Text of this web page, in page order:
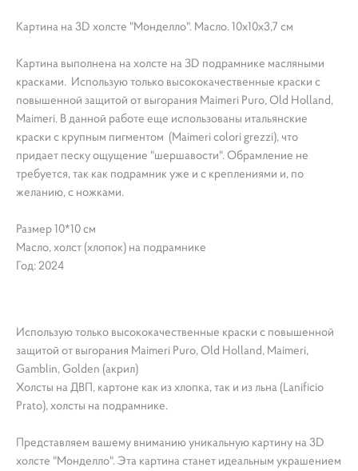
Картина на 3D холсте "Монделло". Масло. 10х10х3,7 см
Картина выполнена на холсте на ЗD подрамнике масляными
красками. Использую только высококачественные краски с
повышенной защитой от выгорания Maimeri Puro, Old Holland,
Maimeri. В данной работе еще использованы итальянские
краски с крупным пигментом (Maimeri colori grezzi), что
придает песку ощущение "шершавости". Обрамление не
требуется, так как подрамник уже и с креплениями и, по
желанию, с ножками.
Размер 10*10 см
Масло, холст (хлопок) на подрамнике
Год: 2024
Использую только высококачественные краски с повышенной
защитой от выгорания Maimeri Puro, Old Holland, Maimeri,
Gamblin, Golden (акрил)
Холсты на ДВП, картоне как из хлопка, так и из льна (Lanificio
Prato), холсты на подрамнике.
Представляем вашему вниманию уникальную картину на 3D
холсте "Монделло". Эта картина станет идеальным украшением